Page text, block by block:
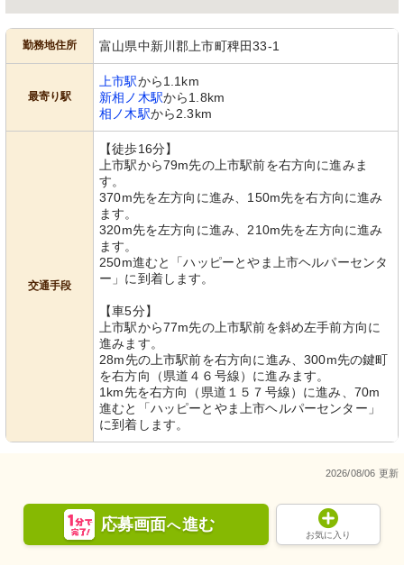
勤務地住所 富山県中新川郡上市町稗田33-1
最寄り駅
上市駅から1.1km
新相ノ木駅から1.8km
相ノ木駅から2.3km
交通手段
【徒歩16分】
上市駅から79m先の上市駅前を右方向に進みま
す。
370m先を左方向に進み、150m先を右方向に進み
ます。
320m先を左方向に進み、210m先を左方向に進み
ます。
250m進むと「ハッピーとやま上市ヘルパーセンタ
ー」に到着します。
【車5分】
上市駅から77m先の上市駅前を斜め左手前方向に
進みます。
28m先の上市駅前を右方向に進み、300m先の鍵町
を右方向（県道４６号線）に進みます。
1km先を右方向（県道１５７号線）に進み、70m
進むと「ハッピーとやま上市ヘルパーセンター」
に到着します。
2026/08/06 更新
応募画面へ進む
お気に入り